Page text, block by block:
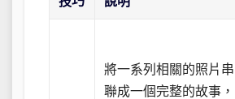
將一系列相關的照片串
聯成一個完整的故事，